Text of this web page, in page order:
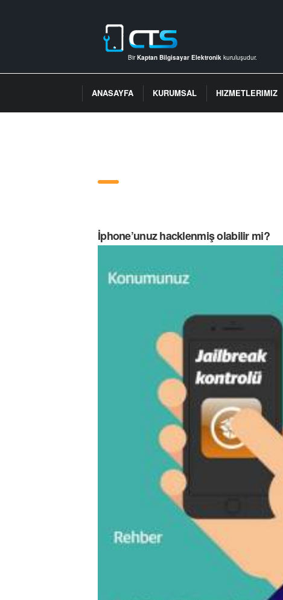
BirKaptan Bilgisayar Elektronik kuruluşudur.
ANASAYFA KURUMSAL HIZMETLERIMIZ
İphone’unuz hacklenmiş olabilir mi?